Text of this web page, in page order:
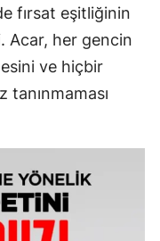
fırsat eşitliğinin
Acar, her gencin
ve hiçbir